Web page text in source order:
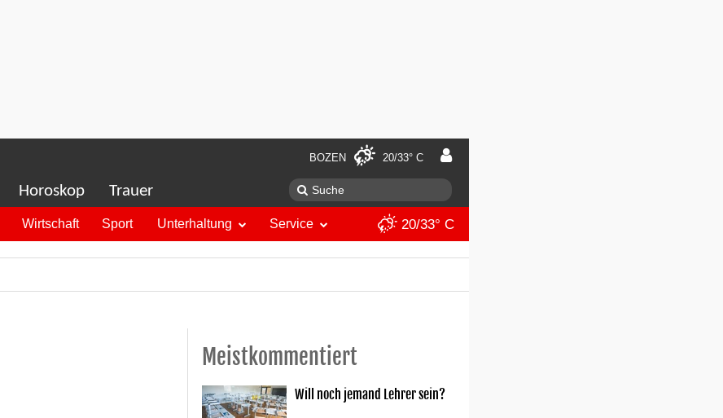
BOZEN 20/33° C
Horoskop Trauer
Wirtschaft Sport Unterhaltung Service 20/33° C
Meistkommentiert
Will noch jemand Lehrer sein?